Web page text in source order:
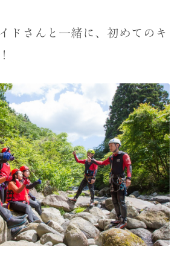
ドさんと一緒に、初めてのキ